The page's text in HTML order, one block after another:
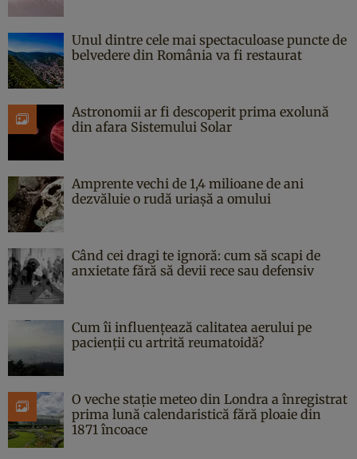
Unul dintre cele mai spectaculoase puncte de
belvedere din România va fi restaurat
Astronomii ar fi descoperit prima exolună
din afara Sistemului Solar
Amprente vechi de 1,4 milioane de ani
dezvăluie o rudă uriașă a omului
Când cei dragi te ignoră: cum să scapi de
anxietate fără să devii rece sau defensiv
Cum îi influențează calitatea aerului pe
pacienții cu artrită reumatoidă?
O veche stație meteo din Londra a înregistrat
prima lună calendaristică fără ploaie din
1871 încoace